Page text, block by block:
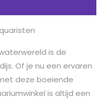
is de
Of je nu een ervaren
deze boeiende
is altijd een